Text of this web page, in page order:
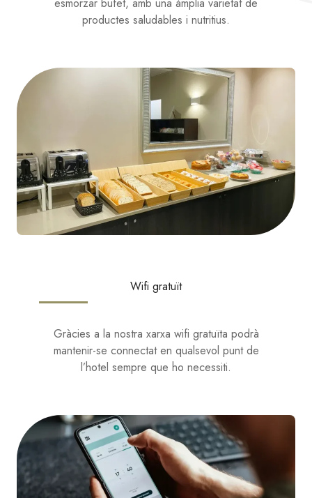
productes saludables i nutritius.
Wifi gratuït
Gràcies a la nostra xarxa wifi gratuïta podrà
mantenir-se connectat en qualsevol punt de
l’hotel sempre que ho necessiti.